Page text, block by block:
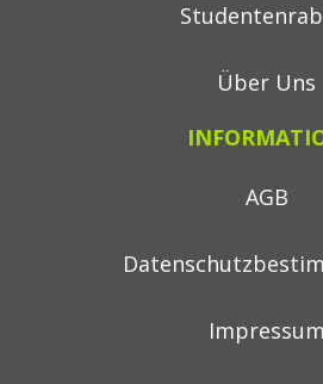
Über Uns
AGB
Impressum